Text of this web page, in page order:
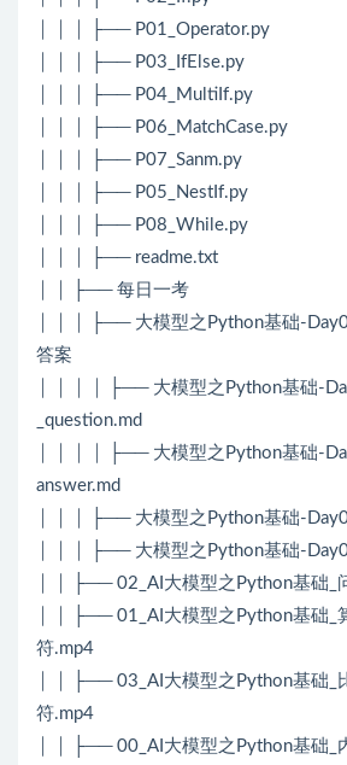
│ │ │ ├── P01_Operator.py
│ │ │ ├── P03_IfElse.py
│ │ │ ├── P04_MultiIf.py
│ │ │ ├── P06_MatchCase.py
│ │ │ ├── P07_Sanm.py
│ │ │ ├── P05_NestIf.py
│ │ │ ├── P08_While.py
│ │ │ ├── readme.txt
│ │ ├── 每日一考
│ │ │ ├── 大模型之Python基础-
答案
│ │ │ │ ├── 大模型之Python基础-
_question.md
│ │ │ │ ├── 大模型之Python基础-
answer.md
│ │ │ ├── 大模型之Python基础-
│ │ │ ├── 大模型之Python基础-
│ │ ├── 02_AI大模型之Python基础_
│ │ ├── 01_AI大模型之Python基础_
符.mp4
│ │ ├── 03_AI大模型之Python基础_
符.mp4
│ │ ├── 00_AI大模型之Python基础_